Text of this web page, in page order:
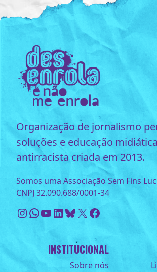
Organização de jornalismo
soluções e educação midiática
antirracista criada em 2013.
Somos uma Associação Sem Fins
CNPJ 32.090.688/0001-34
Instagram
WhatsApp
Youtube
LinkedIn
Bluesky
X Facebook
INSTITUCIONAL
Sobre nós